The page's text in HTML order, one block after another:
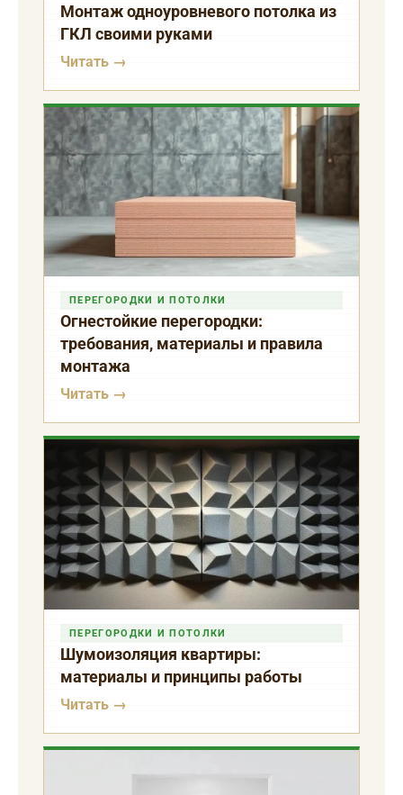
Монтаж одноуровневого потолка из
ГКЛ своими руками
Читать →
ПЕРЕГОРОДКИ И ПОТОЛКИ
Огнестойкие перегородки:
требования, материалы и правила
монтажа
Читать →
ПЕРЕГОРОДКИ И ПОТОЛКИ
Шумоизоляция квартиры:
материалы и принципы работы
Читать →